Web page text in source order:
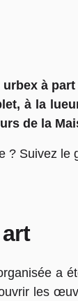
à
à la
de la
? Suivez le
a
les